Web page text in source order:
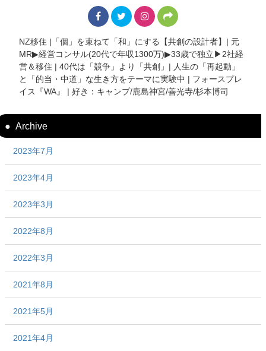
NZ移住 |「個」を束ねて「和」にする【共創の設計者】| 元
MR▶︎経営コンサル(20代で年収1300万)▶︎33歳で独立▶︎2社経
営＆移住 | 40代は「競争」より「共創」| 人生の「再起動」
と「的当・中道」な生き方をテーマに実験中 | フォースプレ
イス『WA』 | 好き：キャンプ/鹿島神宮/善光寺/杉本博司
Archive
2023年7月
2023年4月
2023年3月
2022年8月
2022年3月
2021年8月
2021年5月
2021年4月